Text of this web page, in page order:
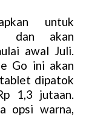
untuk
dan akan
awal Juli.
Go ini akan
dipatok
1,3 jutaan.
opsi warna,